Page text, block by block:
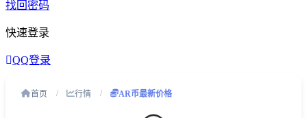
找回密码
快速登录
QQ登录
首页 行情 AR币最新价格